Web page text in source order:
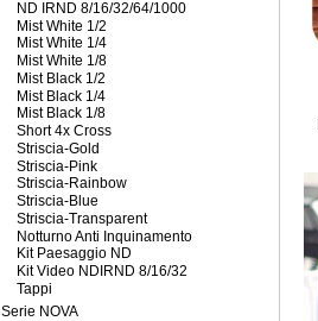
ND IRND 8/16/32/64/1000
Mist White 1/2
Mist White 1/4
Mist White 1/8
Mist Black 1/2
Mist Black 1/4
Mist Black 1/8
Short 4x Cross
Striscia-Gold
Striscia-Pink
Striscia-Rainbow
Striscia-Blue
Striscia-Transparent
Notturno Anti Inquinamento
Kit Paesaggio ND
Kit Video NDIRND 8/16/32
Tappi
Serie NOVA